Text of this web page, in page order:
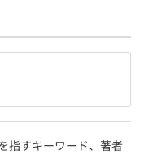
指すキーワード、著者